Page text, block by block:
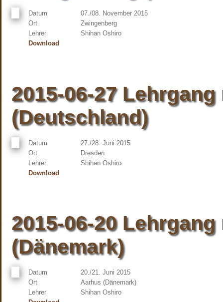
Datum
07./08. November 2015
Ort
Zwingenberg
Lehrer
Shihan Oshiro
Download
2015-06-27
(Deutschland)
Datum
27./28. Juni 2015
Ort
Dresden
Lehrer
Shihan Oshiro
Download
2015-06-20
(Dänemark)
Datum
20./21. Juni 2015
Ort
Aarhus (Dänemark)
Lehrer
Shihan Oshiro